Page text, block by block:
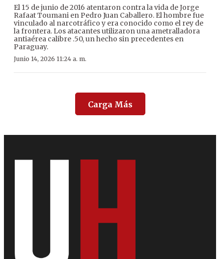
El 15 de junio de 2016 atentaron contra la vida de Jorge
Rafaat Toumani en Pedro Juan Caballero. El hombre fue
vinculado al narcotráfico y era conocido como el rey de
la frontera. Los atacantes utilizaron una ametralladora
antiaérea calibre .50, un hecho sin precedentes en
Paraguay.
Junio 14, 2026 11:24 a. m.
Carga Más